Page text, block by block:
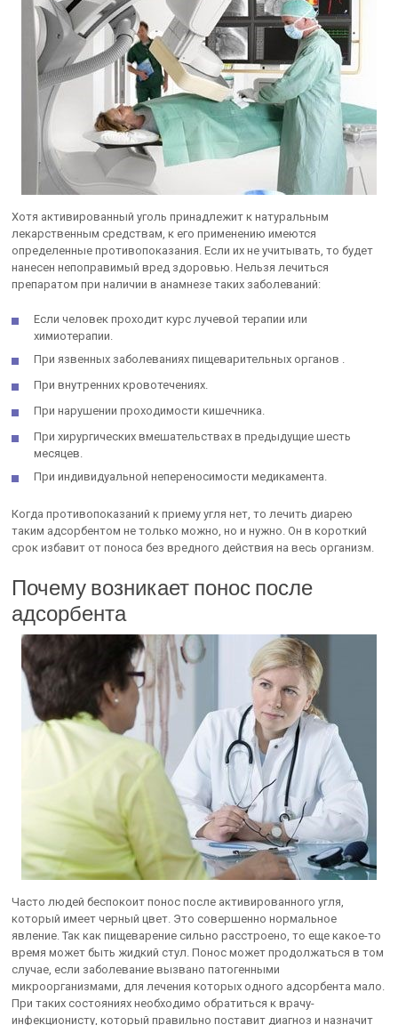
Хотя активированный уголь принадлежит к натуральным
лекарственным средствам, к его применению имеются
определенные противопоказания. Если их не учитывать, то будет
нанесен непоправимый вред здоровью. Нельзя лечиться
препаратом при наличии в анамнезе таких заболеваний:
Если человек проходит курс лучевой терапии или
химиотерапии.
При язвенных заболеваниях пищеварительных органов .
При внутренних кровотечениях.
При нарушении проходимости кишечника.
При хирургических вмешательствах в предыдущие шесть
месяцев.
При индивидуальной непереносимости медикамента.
Когда противопоказаний к приему угля нет, то лечить диарею
таким адсорбентом не только можно, но и нужно. Он в короткий
срок избавит от поноса без вредного действия на весь организм.
Почему возникает понос после
адсорбента
Часто людей беспокоит понос после активированного угля,
который имеет черный цвет. Это совершенно нормальное
явление. Так как пищеварение сильно расстроено, то еще какое-то
время может быть жидкий стул. Понос может продолжаться в том
случае, если заболевание вызвано патогенными
микроорганизмами, для лечения которых одного адсорбента мало.
При таких состояниях необходимо обратиться к врачу-
инфекционисту, который правильно поставит диагноз и назначит